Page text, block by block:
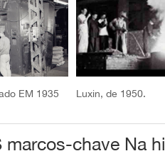
EM 1935 Luxin, de 1950.
marcos-chave Na